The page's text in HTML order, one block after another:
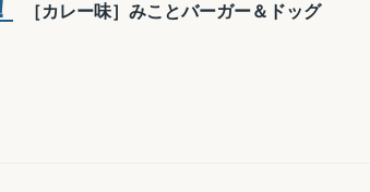
［カレー味］ みことバーガー＆ドッグ